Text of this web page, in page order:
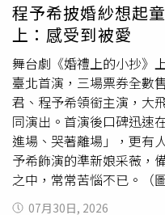
程予希披婚紗想起
上：感受到被愛
舞台劇《婚禮上的小抄》
臺北首演，三場票券全數
君、程予希領銜主演，大
同演出。首演後口碑迅速
進場、哭著離場」，更有
予希飾演的準新娘采薇，
之中，常常苦惱不已。（
程予希坦言，三場首演讓
07月30日, 2026